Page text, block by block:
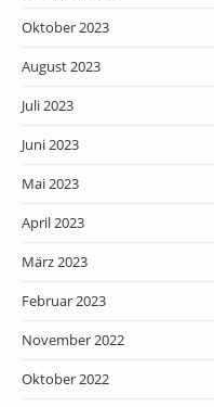
Oktober 2023
August 2023
Juli 2023
Juni 2023
Mai 2023
April 2023
März 2023
Februar 2023
November 2022
Oktober 2022